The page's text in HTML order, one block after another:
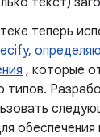
теперь
, которые
типов.
обеспечения